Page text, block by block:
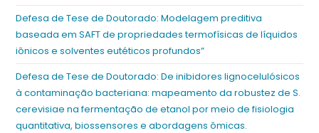
Defesa de Tese de Doutorado: Modelagem preditiva
baseada em SAFT de propriedades termofísicas de líquidos
iônicos e solventes eutéticos profundos”
Defesa de Tese de Doutorado: De inibidores lignocelulósicos
à contaminação bacteriana: mapeamento da robustez de S.
cerevisiae na fermentação de etanol por meio de fisiologia
quantitativa, biossensores e abordagens ômicas.